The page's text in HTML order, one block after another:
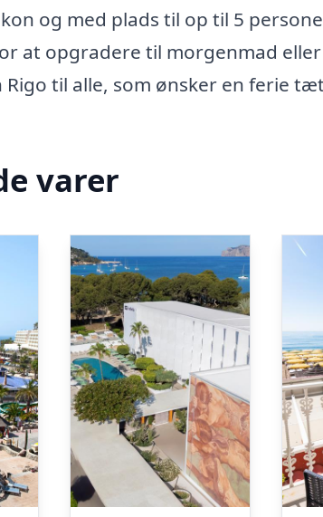
og med plads til op til 5
at opgradere til morgenmad
Rigo til alle, som ønsker en ferie
varer